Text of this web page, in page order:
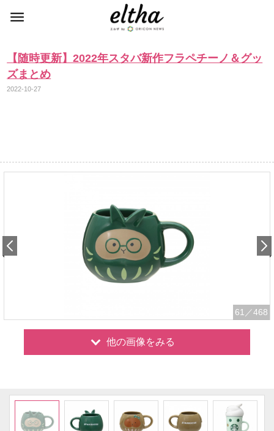
【随時更新】2022年スタバ新作フラペチーノ＆グッ
ズまとめ
2022-10-27
61 ／468
他の画像をみる